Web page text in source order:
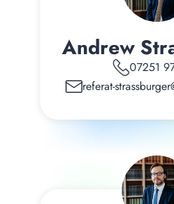
Andrew
07251
referat-